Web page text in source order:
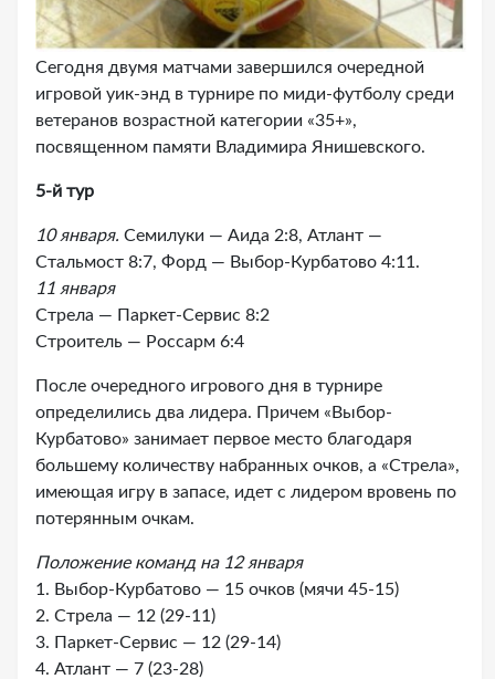
Сегодня двумя матчами завершился очередной
игровой уик-энд в турнире по миди-футболу среди
ветеранов возрастной категории «35+»,
посвященном памяти Владимира Янишевского.
5-й тур
10 января. Семилуки — Аида 2:8, Атлант —
Стальмост 8:7, Форд — Выбор-Курбатово 4:11.
11 января
Стрела — Паркет-Сервис 8:2
Строитель — Россарм 6:4
После очередного игрового дня в турнире
определились два лидера. Причем «Выбор-
Курбатово» занимает первое место благодаря
большему количеству набранных очков, а «Стрела»,
имеющая игру в запасе, идет с лидером вровень по
потерянным очкам.
Положение команд на 12 января
1. Выбор-Курбатово — 15 очков (мячи 45-15)
2. Стрела — 12 (29-11)
3. Паркет-Сервис — 12 (29-14)
4. Атлант — 7 (23-28)